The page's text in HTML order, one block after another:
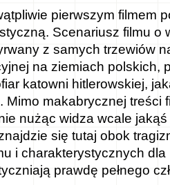
pierwszym filmem
Scenariusz filmu o
z samych trzewiów
na ziemiach polskich,
katowni hitlerowskiej,
makabrycznej treści
nużąc widza wcale
się tutaj obok
i charakterystycznych
prawdę pełnego